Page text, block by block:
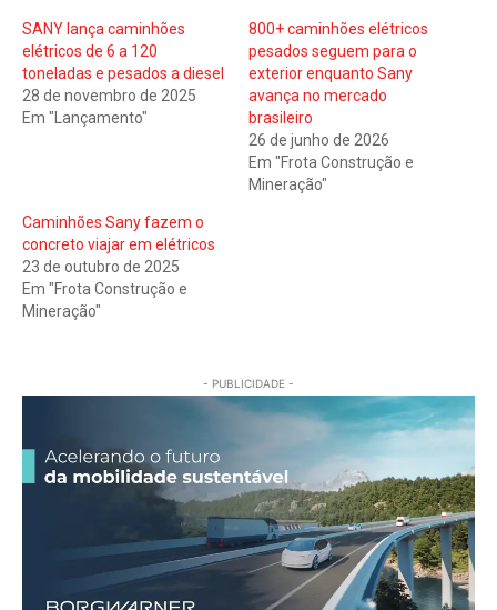
SANY lança caminhões
elétricos de 6 a 120
toneladas e pesados a diesel
28 de novembro de 2025
Em "Lançamento"
800+ caminhões elétricos
pesados seguem para o
exterior enquanto Sany
avança no mercado
brasileiro
26 de junho de 2026
Em "Frota Construção e
Mineração"
Caminhões Sany fazem o
concreto viajar em elétricos
23 de outubro de 2025
Em "Frota Construção e
Mineração"
- PUBLICIDADE -